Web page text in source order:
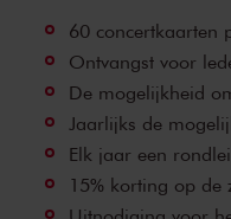
60 concertkaarten
Ontvangst voor
De mogelijkheid
Jaarlijks de
Elk jaar een
15% korting op de